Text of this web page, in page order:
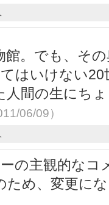
館。でも、そ
はいけない
人間の生にち
06/09）
の主観的なコ
ため、変更に